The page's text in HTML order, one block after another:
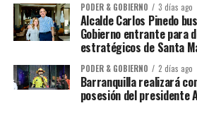
PODER & GOBIERNO 3 días ago
Alcalde Carlos Pinedo
Gobierno entrante para
estratégicos de Santa
PODER & GOBIERNO 2 días ago
Barranquilla realizará
posesión del presidente